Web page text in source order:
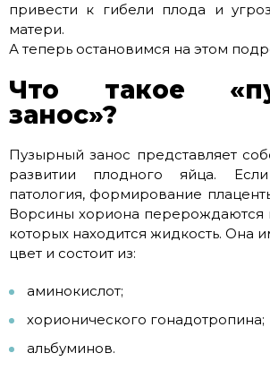
привести к гибели плода и
матери.
А теперь остановимся на этом
Что такое
занос»?
Пузырный занос представляет
развитии плодного яйца.
патология, формирование
Ворсины хориона перерождаются
которых находится жидкость. Она
цвет и состоит из:
аминокислот;
хорионического гонадотропина;
альбуминов.